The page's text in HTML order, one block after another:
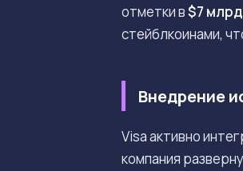
отметки в$7 млрд
стейблкоинами,
Внедрение
Visa активно
компания